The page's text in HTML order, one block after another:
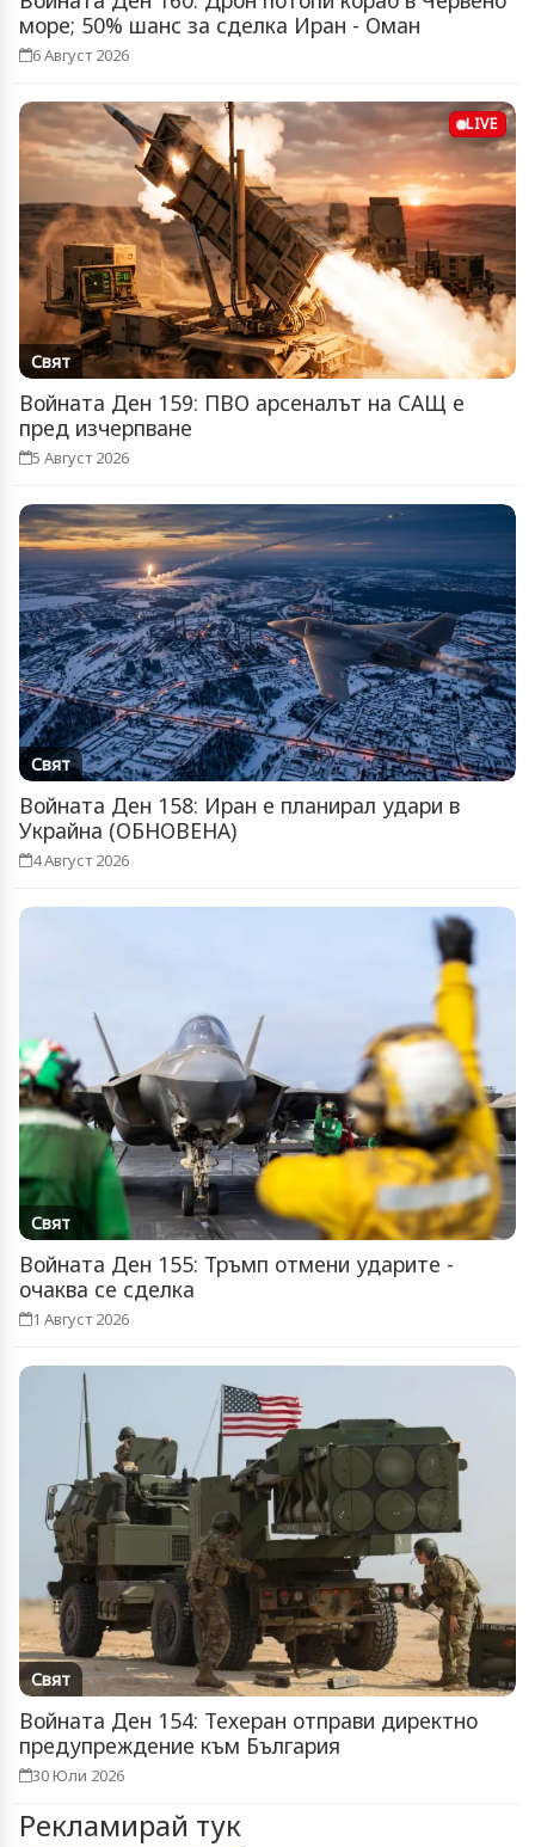
море; 50% шанс за сделка Иран - Оман
6 Август 2026
LIVE
Свят
Войната Ден 159: ПВО арсеналът на САЩ е
пред изчерпване
5 Август 2026
Свят
Войната Ден 158: Иран е планирал удари в
Украйна (ОБНОВЕНА)
4 Август 2026
Свят
Войната Ден 155: Тръмп отмени ударите -
очаква се сделка
1 Август 2026
Свят
Войната Ден 154: Техеран отправи директно
предупреждение към България
30 Юли 2026
Рекламирай тук